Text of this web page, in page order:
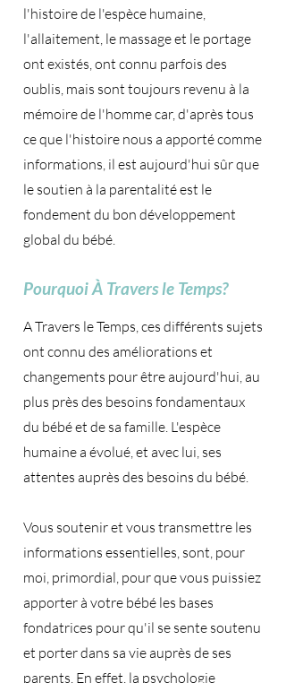
l'histoire de l'espèce humaine,
l'allaitement, le massage et le portage
ont existés, ont connu parfois des
oublis, mais sont toujours revenu à la
mémoire de l'homme car, d'après tous
ce que l'histoire nous a apporté comme
informations, il est aujourd'hui sûr que
le soutien à la parentalité est le
fondement du bon développement
global du bébé.
Pourquoi À Travers le Temps?
A Travers le Temps, ces différents sujets
ont connu des améliorations et
changements pour être aujourd'hui, au
plus près des besoins fondamentaux
du bébé et de sa famille. L'espèce
humaine a évolué, et avec lui, ses
attentes auprès des besoins du bébé.
Vous soutenir et vous transmettre les
informations essentielles, sont, pour
moi, primordial, pour que vous puissiez
apporter à votre bébé les bases
fondatrices pour qu'il se sente soutenu
et porter dans sa vie auprès de ses
parents. En effet, la psychologie